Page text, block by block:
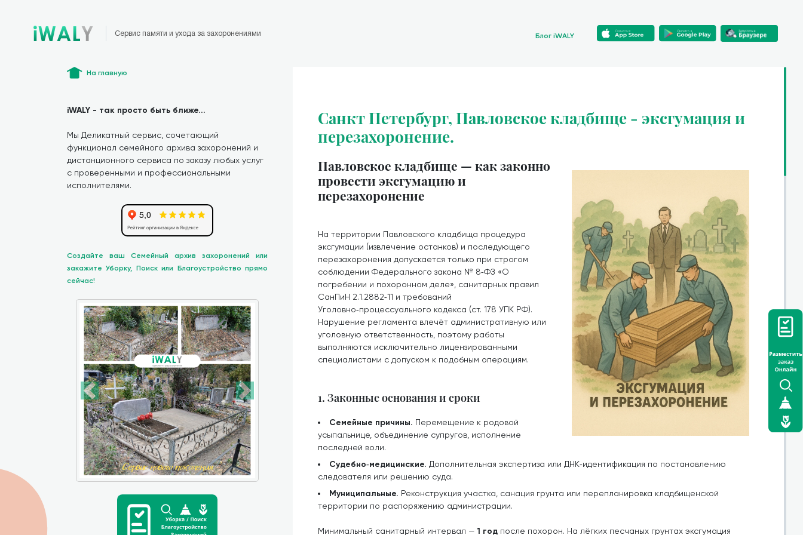
Сервис памяти и ухода за захоронениями Блог iWALY
На главную
iWALY - так просто быть ближе...
Мы Деликатный сервис, сочетающий
функционал семейного архива захоронений и
дистанционного сервиса по заказу любых услуг
с проверенными и профессиональными
исполнителями.
Создайте ваш Семейный архив захоронений или
закажите Уборку, Поиск или Благоустройство прямо
сейчас!
Санкт Петербург, Павловское кладбище - эксгумация и
перезахоронение.
Павловское кладбище — как законно
провести эксгумацию и
перезахоронение
На территории Павловского кладбища процедура
эксгумации (извлечение останков) и последующего
перезахоронения допускается только при строгом
соблюдении Федерального закона № 8‑ФЗ «О
погребении и похоронном деле», санитарных правил
СанПиН 2.1.2882‑11 и требований
Уголовно‑процессуального кодекса (ст. 178 УПК РФ).
Нарушение регламента влечёт административную или
уголовную ответственность, поэтому работы
выполняются исключительно лицензированными
специалистами с допуском к подобным операциям.
1. Законные основания и сроки
Семейные причины. Перемещение к родовой
усыпальнице, объединение супругов, исполнение
последней воли.
Судебно‑медицинские. Дополнительная экспертиза или ДНК‑идентификация по постановлению
следователя или решению суда.
Муниципальные. Реконструкция участка, санация грунта или перепланировка кладбищенской
территории по распоряжению администрации.
Минимальный санитарный интервал —1 год после похорон. На лёгких песчаных грунтах эксгумация